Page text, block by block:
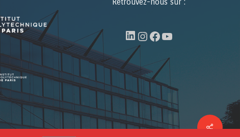
Share
LinkedIn
Instagram
Facebook